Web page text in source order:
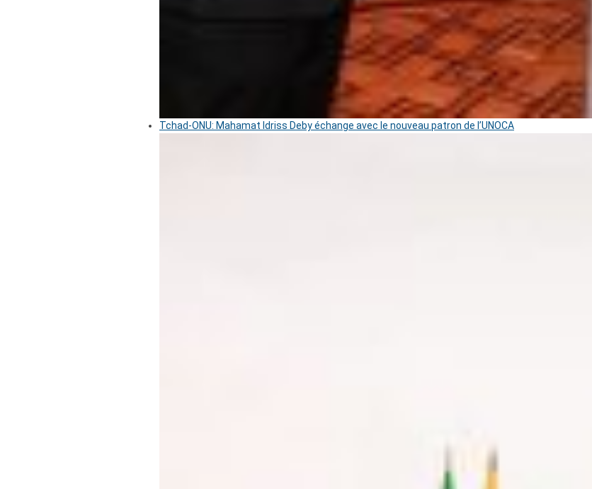
Tchad-ONU: Mahamat Idriss Deby échange avec le nouveau patron de l’UNOCA